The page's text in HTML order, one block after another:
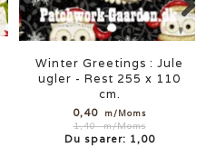
Winter Greetings : Jule
ugler - Rest 255 x 110
cm.
0,40 m/Moms
1,40m/Moms
Du sparer: 1,00